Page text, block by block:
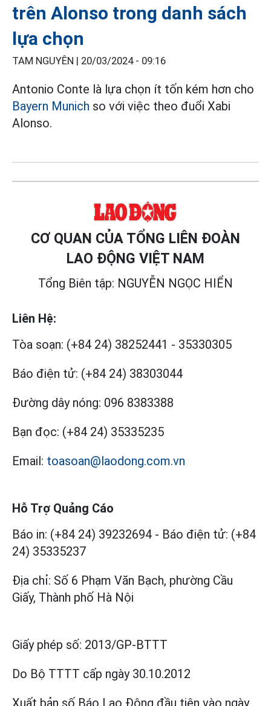
trên Alonso trong danh sách
lựa chọn
TAM NGUYÊN | 20/03/2024 - 09:16
Antonio Conte là lựa chọn ít tốn kém hơn cho
Bayern Munich so với việc theo đuổi Xabi
Alonso.
CƠ QUAN CỦA TỔNG LIÊN ĐOÀN
LAO ĐỘNG VIỆT NAM
Tổng Biên tập: NGUYỄN NGỌC HIỂN
Liên Hệ:
Tòa soạn: (+84 24) 38252441 - 35330305
Báo điện tử: (+84 24) 38303044
Đường dây nóng: 096 8383388
Bạn đọc: (+84 24) 35335235
Email: toasoan@laodong.com.vn
Hỗ Trợ Quảng Cáo
Báo in: (+84 24) 39232694 - Báo điện tử: (+84
24) 35335237
Địa chỉ: Số 6 Phạm Văn Bạch, phường Cầu
Giấy, Thành phố Hà Nội
Giấy phép số: 2013/GP-BTTT
Do Bộ TTTT cấp ngày 30.10.2012
Xuất bản số Báo Lao Động đầu tiên vào ngày